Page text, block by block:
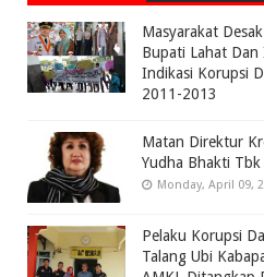
Masyarakat
Bupati Lahat
Indikasi Korupsi
2011-2013
Matan Direktur
Yudha Bhakti
Monday, April 09,
Pelaku Korupsi
Talang Ubi